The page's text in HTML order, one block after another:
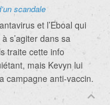
scandale
et l’Eboal qui
s’agiter dans sa
traite cette info
mais Kevyn lui
campagne anti-vaccin.